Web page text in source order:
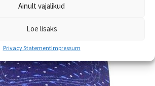
Ainult vajalikud
Loe lisaks
Privacy StatementImpressum
teha